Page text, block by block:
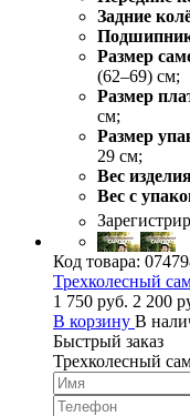
Задние
Размер
(62–69) см;
Размер
см;
Размер
29 см;
Вес
Вес с
Код товара:
Трехколесный
1 750 руб. 2 200
В корзину В
Быстрый заказ
Трехколесный